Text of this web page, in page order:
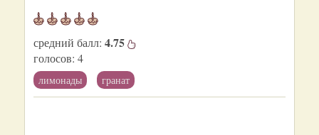
средний балл: 4.75
голосов: 4
лимонады гранат